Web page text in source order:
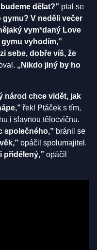
dělat?” ptal se
gymu? V neděli večer
vym*daný Love
gymu vyhodím,”
sebe, dobře víš, že
„Nikdo jiný by ho
národ chce vidět, jak
řekl Ptáček s tím,
i slavnou tělocvičnu.
společného,” bránil se
opáčil spolumajitel.
přidělený,” opáčil